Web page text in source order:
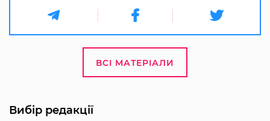
ВСІ МАТЕРІАЛИ
Вибір редакції